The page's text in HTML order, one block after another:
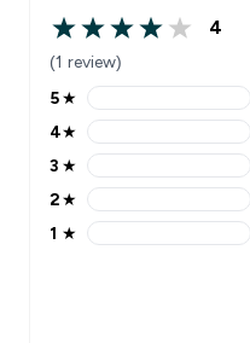
4 out of 5 stars
4
(1 review)
5 stars rating 0 reviews
5★
4 stars rating 1 reviews
4★
3 stars rating 0 reviews
3 ★
2 stars rating 0 reviews
2★
1 stars rating 0 reviews
1 ★